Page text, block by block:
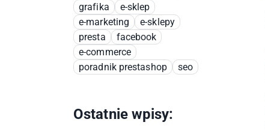
grafika
e-sklep
e-marketing
e-sklepy
presta
facebook
e-commerce
poradnik prestashop
seo
Ostatnie wpisy: